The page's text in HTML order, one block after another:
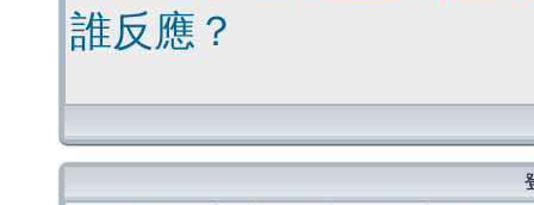
誰反應？